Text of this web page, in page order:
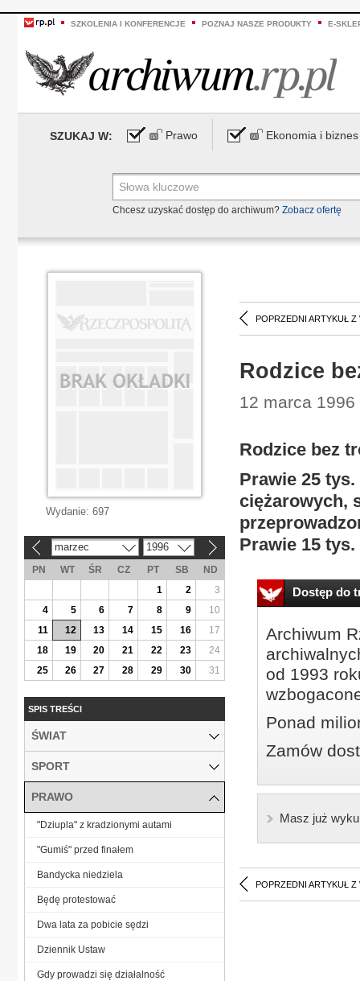
SZKOLENIA I KONFERENCJE POZNAJ NASZE PRODUKTY E-
SZUKAJ W: Prawo Ekonomia i biznes
Chcesz uzyskać dostęp do archiwum? Zobacz ofertę
POPRZEDNI ARTYKUŁ Z
Rodzice
12 marca 1996
Rodzice bez
Prawie 25
ciężarowych,
Prawie 15
Dostęp do
Archiwum
od 1993
Ponad
Zamów
Masz już
POPRZEDNI ARTYKUŁ Z
Wydanie: 697
marzec 1996
PN WT ŚR CZ PT SB
ND
1
2
3
4
5 6 7 8 9
10
11
12 13 14 15 16
17
18
19 20 21 22 23
24
25
26 27 28 29 30 31
SPIS TREŚCI
ŚWIAT
SPORT
PRAWO
"Dziupla" z kradzionymi autami
"Gumiś" przed finałem
Bandycka niedziela
Będę protestować
Dwa lata za pobicie sędzi
Dziennik Ustaw
Gdy prowadzi się działalność